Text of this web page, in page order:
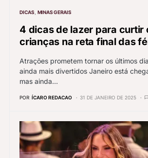
DICAS MINAS GERAIS
4 dicas de lazer para curtir
crianças na reta final das
Atrações prometem tornar os últimos
ainda mais divertidos Janeiro está
mas ainda…
POR ÍCARO REDACAO 31 DE JANEIRO DE 2025